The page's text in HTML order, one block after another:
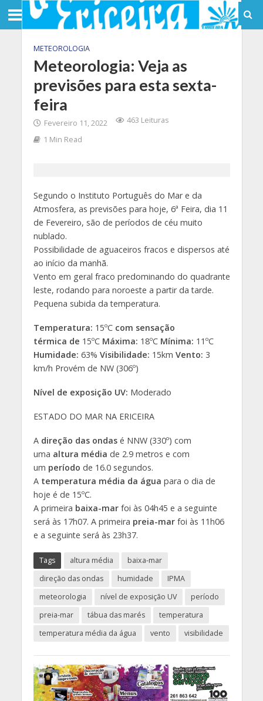
METEOROLOGIA
Meteorologia: Veja as
previsões para esta sexta-
feira
Fevereiro 11, 2022
463 Leituras
1 Min Read
Segundo o Instituto Português do Mar e da
Atmosfera, as previsões para hoje, 6ª Feira, dia 11
de Fevereiro, são de períodos de céu muito
nublado.
Possibilidade de aguaceiros fracos e dispersos até
ao início da manhã.
Vento em geral fraco predominando do quadrante
leste, rodando para noroeste a partir da tarde.
Pequena subida da temperatura.
Temperatura: 15ºC com sensação
térmica de 15ºC Máxima: 18ºC Mínima: 11ºC
Humidade: 63% Visibilidade: 15km Vento: 3
km/h Provém de NW (306º)
Nível de exposição UV: Moderado
ESTADO DO MAR NA ERICEIRA
A direção das ondasé NNW (330º) com
uma altura média de 2.9 metros e com
um período de 16.0 segundos.
A temperatura média da água para o dia de
hoje é de 15ºC.
A primeira baixa-marfoi às 04h45 e a seguinte
será às 17h07. A primeira preia-mar foi às 11h06
e a seguinte será às 23h37.
Tags altura média
baixa-mar
direção das ondas
humidade
IPMA
meteorologia
nível de exposição UV
período
preia-mar
tábua das marés
temperatura
temperatura média da água
vento visibilidade